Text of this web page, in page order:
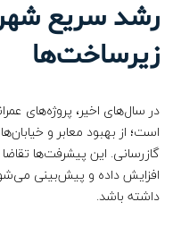
رشد سریع
زیرساخت‌ها
در سال‌های اخیر، پروژه‌های
است؛ از بهبود معابر و
گازرسانی. این پیشرفت‌ها
افزایش داده و پیش‌بینی
داشته باشد.